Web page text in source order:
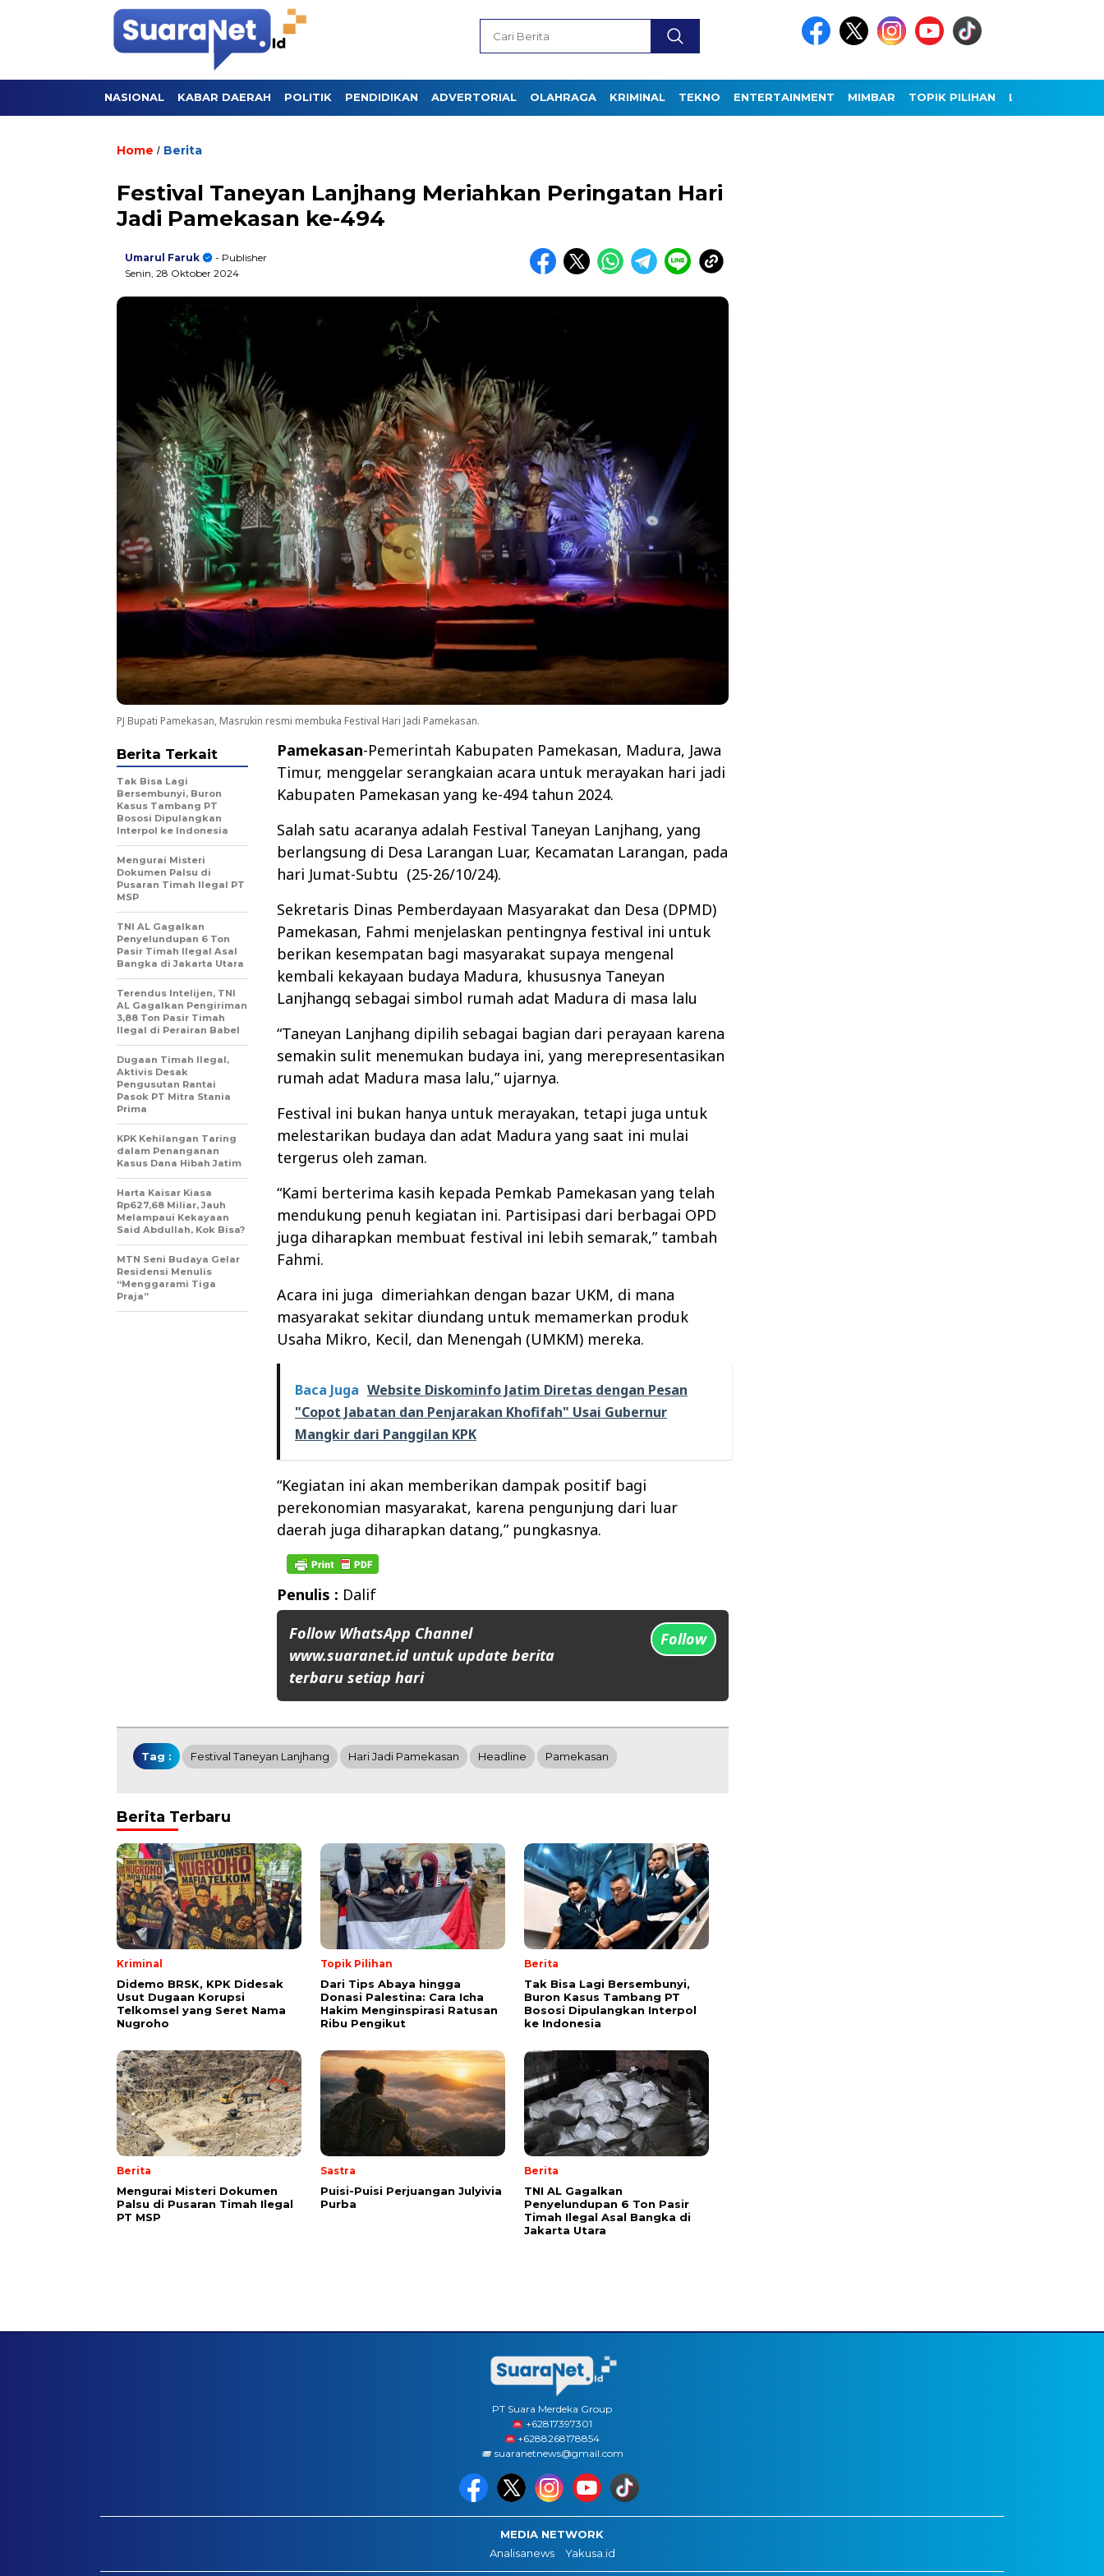
NASIONAL KABAR DAERAH POLITIK PENDIDIKAN ADVERTORIAL OLAHRAGA KRIMINAL TEKNO ENTERTAINMENT MIMBAR TOPIK PILIHAN LAINNYA
Home / Berita
Festival Taneyan Lanjhang Meriahkan Peringatan Hari
Jadi Pamekasan ke-494
Umarul Faruk
- Publisher
Senin, 28 Oktober 2024
PJ Bupati Pamekasan, Masrukin resmi membuka Festival Hari Jadi Pamekasan.
Pamekasan-Pemerintah Kabupaten Pamekasan, Madura, Jawa
Timur, menggelar serangkaian acara untuk merayakan hari jadi
Kabupaten Pamekasan yang ke-494 tahun 2024.
Salah satu acaranya adalah Festival Taneyan Lanjhang, yang
berlangsung di Desa Larangan Luar, Kecamatan Larangan, pada
hari Jumat-Subtu (25-26/10/24).
Sekretaris Dinas Pemberdayaan Masyarakat dan Desa (DPMD)
Pamekasan, Fahmi menjelaskan pentingnya festival ini untuk
berikan kesempatan bagi masyarakat supaya mengenal
kembali kekayaan budaya Madura, khususnya Taneyan
Lanjhangq sebagai simbol rumah adat Madura di masa lalu
“Taneyan Lanjhang dipilih sebagai bagian dari perayaan karena
semakin sulit menemukan budaya ini, yang merepresentasikan
rumah adat Madura masa lalu,” ujarnya.
Festival ini bukan hanya untuk merayakan, tetapi juga untuk
melestarikan budaya dan adat Madura yang saat ini mulai
tergerus oleh zaman.
“Kami berterima kasih kepada Pemkab Pamekasan yang telah
mendukung penuh kegiatan ini. Partisipasi dari berbagai OPD
juga diharapkan membuat festival ini lebih semarak,” tambah
Fahmi.
Acara ini juga dimeriahkan dengan bazar UKM, di mana
masyarakat sekitar diundang untuk memamerkan produk
Usaha Mikro, Kecil, dan Menengah (UMKM) mereka.
Baca Juga Website Diskominfo Jatim Diretas dengan Pesan
"Copot Jabatan dan Penjarakan Khofifah" Usai Gubernur
Mangkir dari Panggilan KPK
“Kegiatan ini akan memberikan dampak positif bagi
perekonomian masyarakat, karena pengunjung dari luar
daerah juga diharapkan datang,” pungkasnya.
Penulis : Dalif
Follow WhatsApp Channel
www.suaranet.id untuk update berita
terbaru setiap hari
Follow
Berita Terkait
Tak Bisa Lagi
Bersembunyi, Buron
Kasus Tambang PT
Bososi Dipulangkan
Interpol ke Indonesia
Mengurai Misteri
Dokumen Palsu di
Pusaran Timah Ilegal PT
MSP
TNI AL Gagalkan
Penyelundupan 6 Ton
Pasir Timah Ilegal Asal
Bangka di Jakarta Utara
Terendus Intelijen, TNI
AL Gagalkan Pengiriman
3,88 Ton Pasir Timah
Ilegal di Perairan Babel
Dugaan Timah Ilegal,
Aktivis Desak
Pengusutan Rantai
Pasok PT Mitra Stania
Prima
KPK Kehilangan Taring
dalam Penanganan
Kasus Dana Hibah Jatim
Harta Kaisar Kiasa
Rp627,68 Miliar, Jauh
Melampaui Kekayaan
Said Abdullah, Kok Bisa?
MTN Seni Budaya Gelar
Residensi Menulis
“Menggarami Tiga
Praja”
Tag : Festival Taneyan Lanjhang Hari Jadi Pamekasan Headline Pamekasan
Berita Terbaru
Kriminal
Didemo BRSK, KPK Didesak
Usut Dugaan Korupsi
Telkomsel yang Seret Nama
Nugroho
Topik Pilihan
Dari Tips Abaya hingga
Donasi Palestina: Cara Icha
Hakim Menginspirasi Ratusan
Ribu Pengikut
Berita
Tak Bisa Lagi Bersembunyi,
Buron Kasus Tambang PT
Bososi Dipulangkan Interpol
ke Indonesia
Berita
Mengurai Misteri Dokumen
Palsu di Pusaran Timah Ilegal
PT MSP
Sastra
Puisi-Puisi Perjuangan Julyivia
Purba
Berita
TNI AL Gagalkan
Penyelundupan 6 Ton Pasir
Timah Ilegal Asal Bangka di
Jakarta Utara
PT Suara Merdeka Group
‪+62817397301
+6288268178854
suaranetnews@gmail.com
MEDIA NETWORK
Analisanews
Yakusa.id